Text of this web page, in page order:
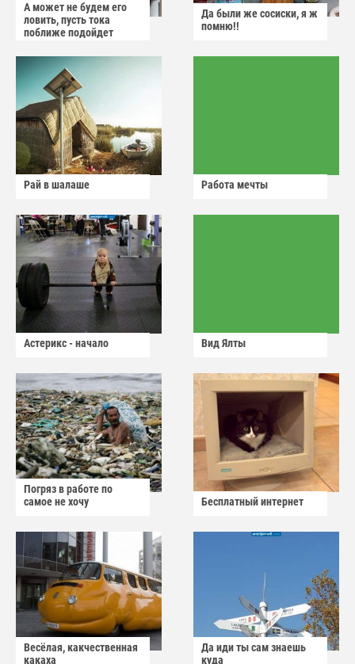
А может не будем его
ловить, пусть тока
поближе подойдет
Да были же сосиски, я ж
помню!!
Рай в шалаше Работа мечты
Астерикс - начало Вид Ялты
Погряз в работе по
самое не хочу
Бесплатный интернет
Весёлая, какчественная
какаха
Да иди ты сам знаешь
куда